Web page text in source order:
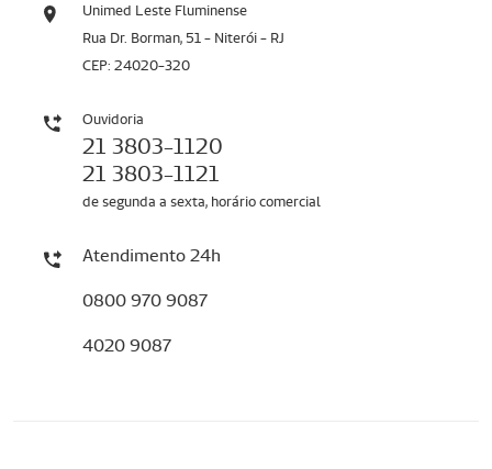
Unimed Leste Fluminense
Rua Dr. Borman, 51 - Niterói - RJ
CEP: 24020-320
Ouvidoria
21 3803-1120
21 3803-1121
de segunda a sexta, horário comercial
Atendimento 24h
0800 970 9087
4020 9087